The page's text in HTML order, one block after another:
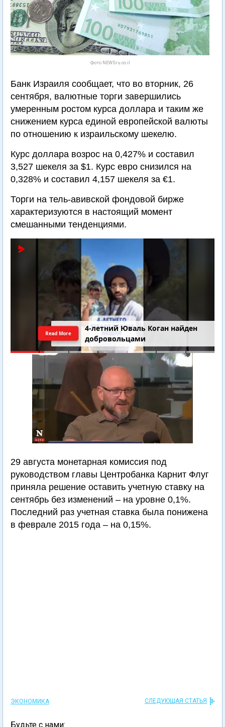
Фото NEWSru.co.il
Банк Израиля сообщает, что во вторник, 26
сентября, валютные торги завершились
умеренным ростом курса доллара и таким же
снижением курса единой европейской валюты
по отношению к израильскому шекелю.
Курс доллара возрос на 0,427% и составил
3,527 шекеля за $1. Курс евро снизился на
0,328% и составил 4,157 шекеля за €1.
Торги на тель-авивской фондовой бирже
характеризуются в настоящий момент
смешанными тенденциями.
4-летний Юваль Коган найден
добровольцами
Read More
29 августа монетарная комиссия под
руководством главы Центробанка Карнит Флуг
приняла решение оставить учетную ставку на
сентябрь без изменений – на уровне 0,1%.
Последний раз учетная ставка была понижена
в феврале 2015 года – на 0,15%.
ЭКОНОМИКА СЛЕДУЮЩАЯ СТАТЬЯ
Будьте с нами: